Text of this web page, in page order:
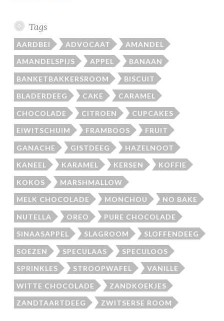
Tags
AARDBEI ADVOCAAT AMANDEL
AMANDELSPIJS APPEL BANAAN
BANKETBAKKERSROOM BISCUIT
BLADERDEEG CAKE CARAMEL
CHOCOLADE CITROEN CUPCAKES
EIWITSCHUIM FRAMBOOS FRUIT
GANACHE GISTDEEG HAZELNOOT
KANEEL KARAMEL KERSEN KOFFIE
KOKOS MARSHMALLOW
MELK CHOCOLADE MONCHOU NO BAKE
NUTELLA OREO PURE CHOCOLADE
SINAASAPPEL SLAGROOM SLOFFENDEEG
SOEZEN SPECULAAS SPECULOOS
SPRINKLES STROOPWAFEL VANILLE
WITTE CHOCOLADE ZANDKOEKJES
ZANDTAARTDEEG ZWITSERSE ROOM